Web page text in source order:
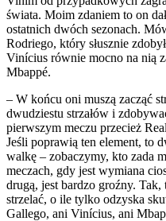
świata. Moim zdaniem to on
ostatnich dwóch sezonach.
Rodriego, który słusznie
Vinícius równie mocno na nią
Mbappé.
– W końcu oni muszą zacząć
dwudziestu strzałów i
pierwszym meczu przecież
Jeśli poprawią ten element, to
walkę – zobaczymy, kto zada
meczach, gdy jest wymiana
drugą, jest bardzo groźny.
strzelać, o ile tylko odzyska
Gallego, ani Vinícius, ani